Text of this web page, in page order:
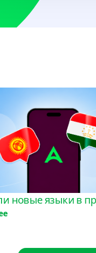
новые языки в